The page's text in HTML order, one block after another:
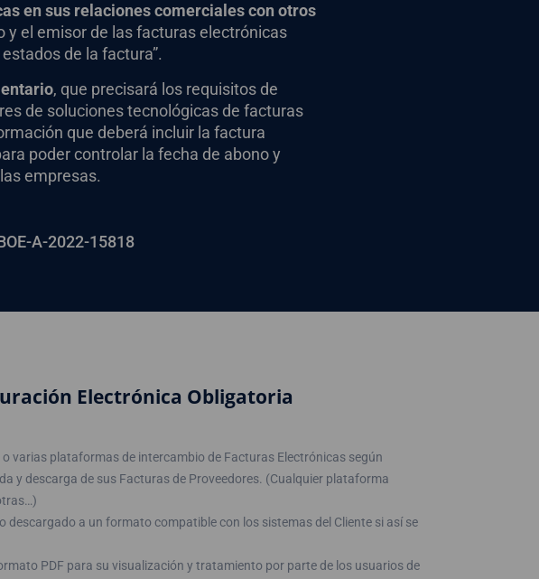
en sus relaciones comerciales con otros
y el emisor de las facturas electrónicas
de la factura”.
, que precisará los requisitos de
de soluciones tecnológicas de facturas
que deberá incluir la factura
poder controlar la fecha de abono y
empresas.
A-2022-15818
Electrónica Obligatoria
varias plataformas de intercambio de Facturas Electrónicas según
y descarga de sus Facturas de Proveedores. (Cualquier plataforma
descargado a un formato compatible con los sistemas del Cliente si así se
PDF para su visualización y tratamiento por parte de los usuarios de